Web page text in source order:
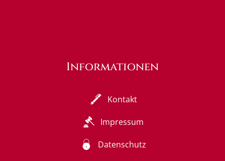
Informationen
Kontakt
Impressum
Datenschutz